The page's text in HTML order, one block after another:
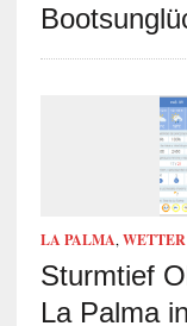
LA PALMA, WETTER
Sturmtief
La Palma